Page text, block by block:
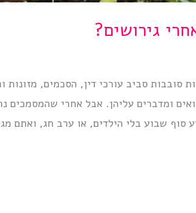
גירושים?
סובבות סביב עורכי דין, הסכמים,
ומדברים עליהן. אבל אחרי שהמסמכים
סוף שבוע בלי הילדים, או ערב חג, ואתם